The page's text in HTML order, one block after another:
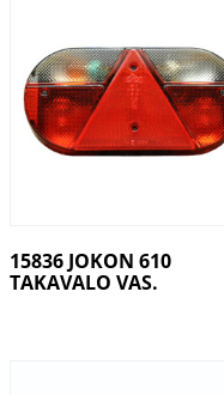
15836 JOKON 610
TAKAVALO VAS.